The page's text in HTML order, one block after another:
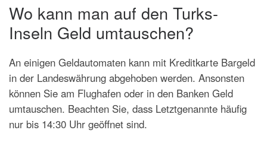
Wo kann man auf den Turks-
Inseln Geld umtauschen?
An einigen Geldautomaten kann mit Kreditkarte Bargeld
in der Landeswährung abgehoben werden. Ansonsten
können Sie am Flughafen oder in den Banken Geld
umtauschen. Beachten Sie, dass Letztgenannte häufig
nur bis 14:30 Uhr geöffnet sind.